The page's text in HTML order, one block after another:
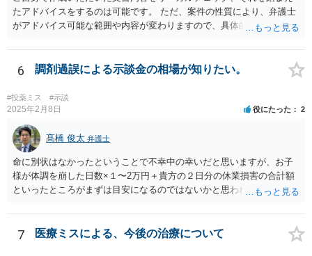
たアドバイスをするのは可能です。 ただ、案件の性質により、弁護士
がアドバイス可能な範囲や内容が変わりますので、具体的な状況と共
す）。
6 調剤過誤による示談金の相場が知りたい。
#投薬ミス #示談
2025年2月8日 役にたった 2
髙橋 俊太 弁護士
命に別状はなかったということで不幸中の幸いだと思いますが、お子
様が体調を崩した日数×１〜2万円＋貴方の２日分の休業損害の合計額
といったところがまずは目安になるのではないかと思われます。
7 医療ミスによる、今後の治療について